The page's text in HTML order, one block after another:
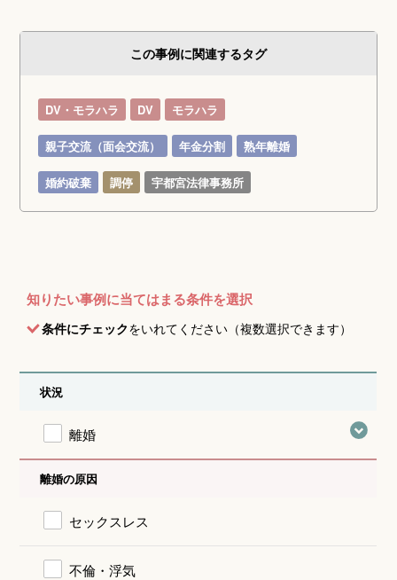
この事例に関連するタグ
DV・モラハラ DV モラハラ
親子交流（面会交流） 年金分割 熟年離婚
婚約破棄 調停 宇都宮法律事務所
知りたい事例に当てはまる条件を選択
条件にチェックをいれてください（複数選択できます）
状況
離婚
離婚の原因
セックスレス
不倫・浮気